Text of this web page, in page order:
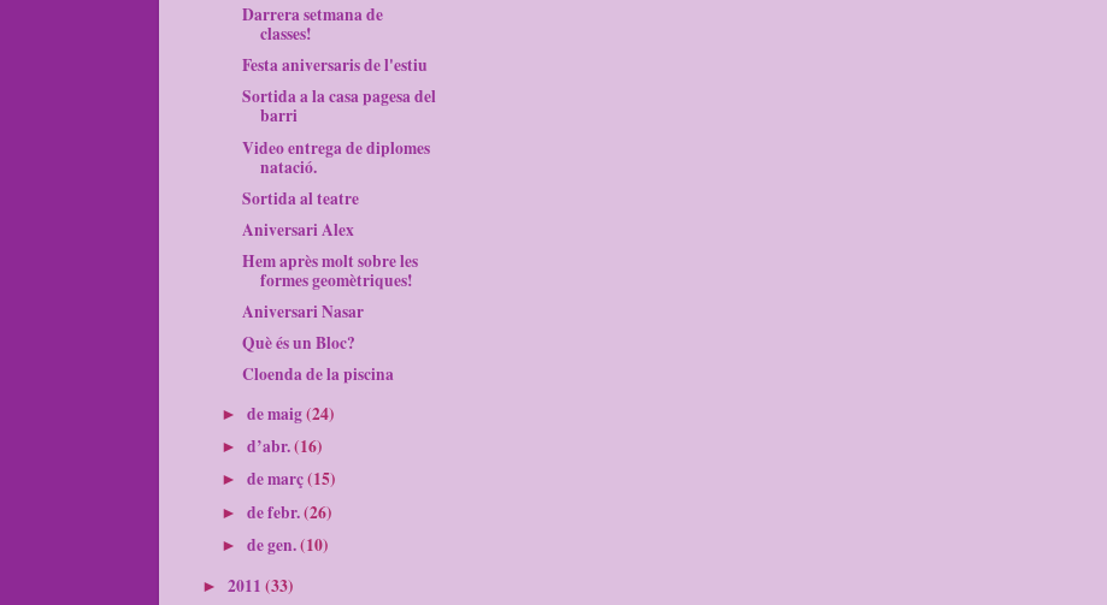
Darrera setmana de
classes!
Festa aniversaris de l'estiu
Sortida a la casa pagesa del
barri
Video entrega de diplomes
natació.
Sortida al teatre
Aniversari Alex
Hem après molt sobre les
formes geomètriques!
Aniversari Nasar
Què és un Bloc?
Cloenda de la piscina
►de maig(24)
►d’abr.(16)
►de març(15)
►de febr.(26)
►de gen.(10)
► 2011 (33)